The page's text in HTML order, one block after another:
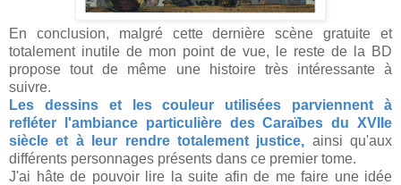
En conclusion, malgré cette dernière scène gratuite et
totalement inutile de mon point de vue, le reste de la BD
propose tout de même une histoire très intéressante à
suivre.
Les dessins et les couleur utilisées parviennent à
refléter l'ambiance particulière des Caraïbes du XVIIe
siècle et à leur rendre totalement justice, ainsi qu'aux
différents personnages présents dans ce premier tome.
J'ai hâte de pouvoir lire la suite afin de me faire une idée